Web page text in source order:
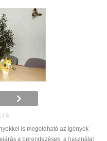
/ 4
is megoldható az igények
a berendezések, a használat